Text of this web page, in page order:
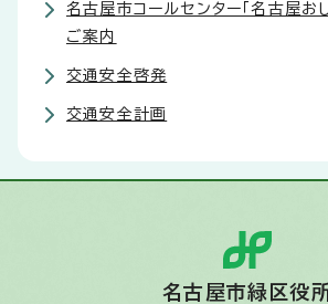
名古屋市コールセンター「名古屋お
ご案内
交通安全啓発
交通安全計画
名古屋市緑区役